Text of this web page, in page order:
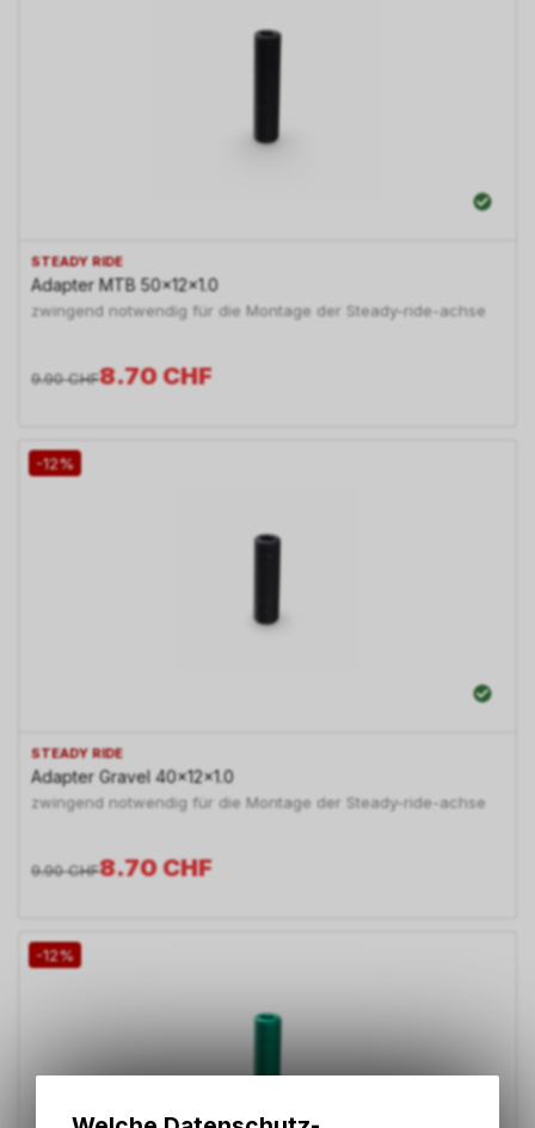
STEADY RIDE
Adapter MTB 50x12x1.0
zwingend notwendig für die Montage der Steady-ride-achse
8.70CHF
9.90 CHF
-12%
STEADY RIDE
Adapter Gravel 40x12x1.0
zwingend notwendig für die Montage der Steady-ride-achse
8.70CHF
9.90 CHF
-12%